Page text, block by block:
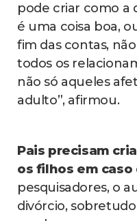
pode criar como a
é uma coisa boa,
fim das contas,
todos os
não só aqueles
adulto”, afirmou.
Pais precisam
os filhos em caso
pesquisadores, o
divórcio,